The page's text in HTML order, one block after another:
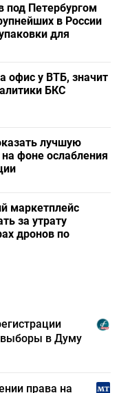
под Петербургом
в России
для
офис у ВТБ, значит
БКС
лучшую
фоне ослабления
маркетплейс
за утрату
дронов по